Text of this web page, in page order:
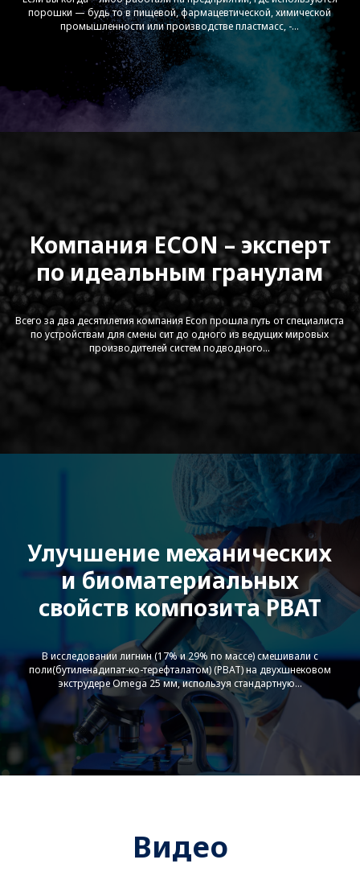
порошки — будь то в пищевой, фармацевтической, химической
промышленности или производстве пластмасс, -...
Компания ECON – эксперт
по идеальным гранулам
Всего за два десятилетия компания Econ прошла путь от специалиста
по устройствам для смены сит до одного из ведущих мировых
производителей систем подводного...
Улучшение механических
и биоматериальных
свойств композита PBAT
В исследовании лигнин (17% и 29% по массе) смешивали с
поли(бутиленадипат-ко-терефталатом) (PBAT) на двухшнековом
экструдере Omega 25 мм, используя стандартную...
Sonner Gravimetric Compounding
Feeder Assembly
Indpro-Dense Phase Pneumatic
Conveying